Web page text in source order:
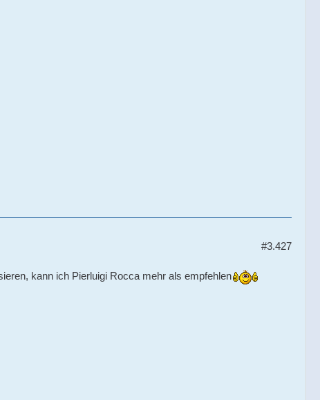
#3.427
kann ich Pierluigi Rocca mehr als empfehlen